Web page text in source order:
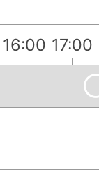
16:00 17:00